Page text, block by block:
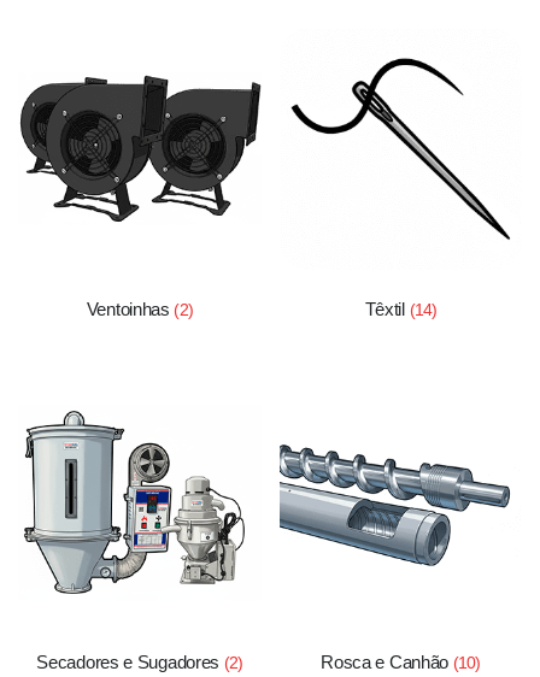
Ventoinhas (2) Têxtil (14)
Secadores e Sugadores (2) Rosca e Canhão (10)